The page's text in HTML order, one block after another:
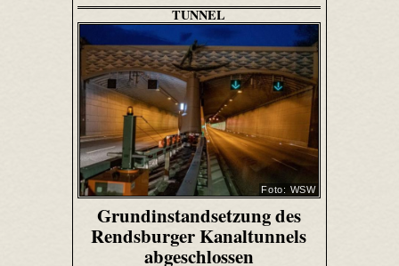
TUNNEL
Foto: WSW
Grundinstandsetzung des
Rendsburger Kanaltunnels
abgeschlossen